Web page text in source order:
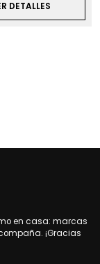
DETALLES
en casa: marcas
¡Gracias